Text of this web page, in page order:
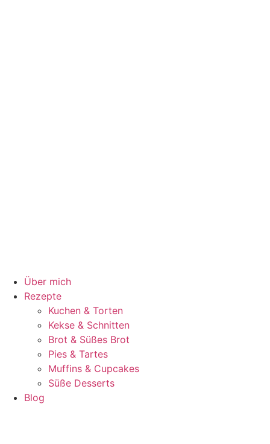
Über mich
Rezepte
Kuchen & Torten
Kekse & Schnitten
Brot & Süßes Brot
Pies & Tartes
Muffins & Cupcakes
Süße Desserts
Blog